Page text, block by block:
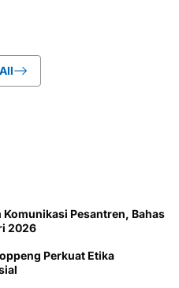
Pesantren, Bahas
2026
Perkuat Etika